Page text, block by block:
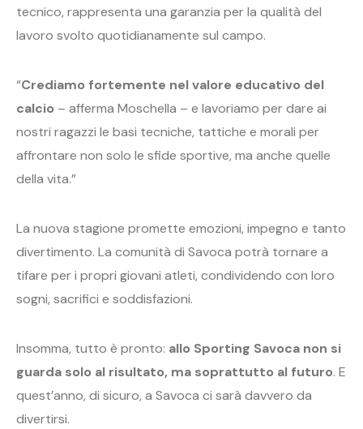
tecnico, rappresenta una garanzia per la qualità del
lavoro svolto quotidianamente sul campo.
“Crediamo fortemente nel valore educativo del
calcio – afferma Moschella – e lavoriamo per dare ai
nostri ragazzi le basi tecniche, tattiche e morali per
affrontare non solo le sfide sportive, ma anche quelle
della vita.”
La nuova stagione promette emozioni, impegno e tanto
divertimento. La comunità di Savoca potrà tornare a
tifare per i propri giovani atleti, condividendo con loro
sogni, sacrifici e soddisfazioni.
Insomma, tutto è pronto: allo Sporting Savoca non si
guarda solo al risultato, ma soprattutto al futuro. E
quest’anno, di sicuro, a Savoca ci sarà davvero da
divertirsi.